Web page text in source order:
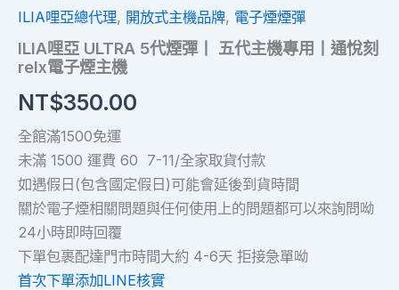
ILIA哩亞總代理, 開放式主機品牌, 電子煙煙彈
ILIA哩亞 ULTRA 5代煙彈丨 五代主機專用丨通悅刻
relx電子煙主機
NT$350.00
全館滿1500免運
未滿 1500 運費 60 7-11/全家取貨付款
如遇假日(包含國定假日)可能會延後到貨時間
關於電子煙相關問題與任何使用上的問題都可以來詢問呦
24小時即時回覆
下單包裹配達門市時間大約 4-6天 拒接急單呦
首次下單添加LINE核實